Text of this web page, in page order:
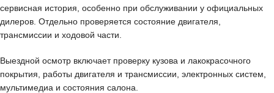
сервисная история, особенно при обслуживании у официальных
дилеров. Отдельно проверяется состояние двигателя,
трансмиссии и ходовой части.
Выездной осмотр включает проверку кузова и лакокрасочного
покрытия, работы двигателя и трансмиссии, электронных систем,
мультимедиа и состояния салона.